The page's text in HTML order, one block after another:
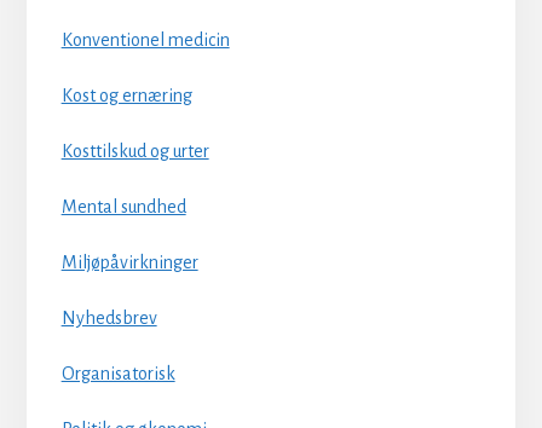
Konventionel medicin
Kost og ernæring
Kosttilskud og urter
Mental sundhed
Miljøpåvirkninger
Nyhedsbrev
Organisatorisk